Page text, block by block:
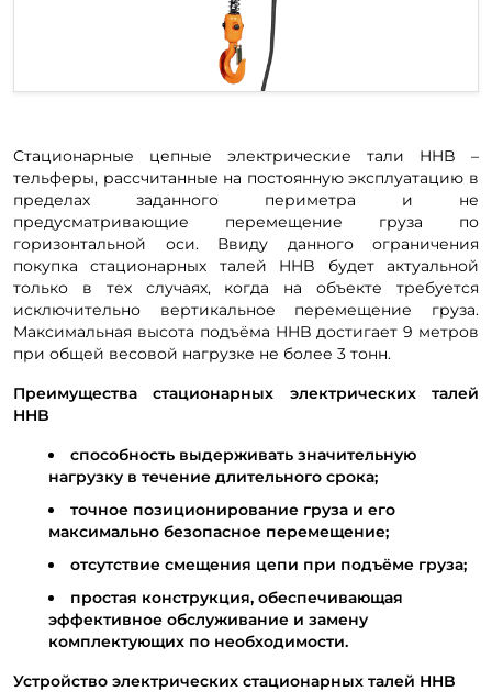
Стационарные цепные электрические тали HHB –
тельферы, рассчитанные на постоянную эксплуатацию в
пределах заданного периметра и не
предусматривающие перемещение груза по
горизонтальной оси. Ввиду данного ограничения
покупка стационарных талей HHB будет актуальной
только в тех случаях, когда на объекте требуется
исключительно вертикальное перемещение груза.
Максимальная высота подъёма HHB достигает 9 метров
при общей весовой нагрузке не более 3 тонн.
Преимущества стационарных электрических талей
HHB
способность выдерживать значительную
нагрузку в течение длительного срока;
точное позиционирование груза и его
максимально безопасное перемещение;
отсутствие смещения цепи при подъёме груза;
простая конструкция, обеспечивающая
эффективное обслуживание и замену
комплектующих по необходимости.
Устройство электрических стационарных талей HHB